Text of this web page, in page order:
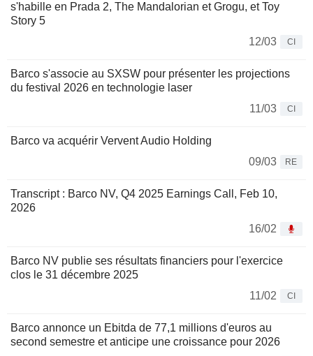
s'habille en Prada 2, The Mandalorian et Grogu, et Toy
Story 5
12/03
CI
Barco s'associe au SXSW pour présenter les projections
du festival 2026 en technologie laser
11/03
CI
Barco va acquérir Vervent Audio Holding
09/03
RE
Transcript : Barco NV, Q4 2025 Earnings Call, Feb 10,
2026
16/02
Barco NV publie ses résultats financiers pour l'exercice
clos le 31 décembre 2025
11/02
CI
Barco annonce un Ebitda de 77,1 millions d'euros au
second semestre et anticipe une croissance pour 2026